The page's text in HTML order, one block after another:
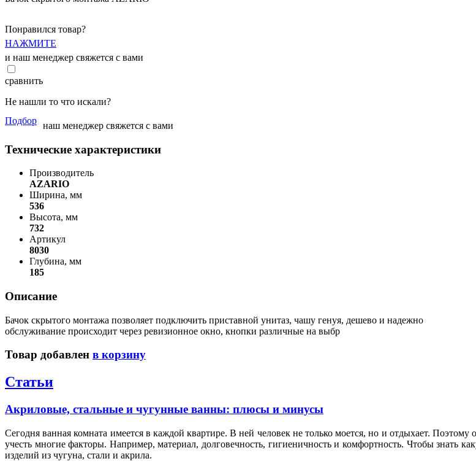
Понравился товар?
НАЖМИТЕ
и наш менеджер свяжется с вами
сравнить
Не нашли то что искали?
Подбор наш менеджер свяжется с вами
Технические характеристики
Производитель
AZARIO
Ширина, мм
536
Высота, мм
732
Артикул
8030
Глубина, мм
185
Описание
Бачок скрытого монтажа позволяет подключить приставной унитаз, чашу генуя, дешево и надежно
обслуживание происходит через ревизионное окно, кнопки различные на выбр
Товар добавлен в корзину
Статьи
Акриловые, стальные и чугунные ванны: плюсы и минусы
Сегодня ванная комната имеется в каждой квартире. В ней человек не только моется, но и отдыхает.
учесть многие факторы. Например, материал, долговечность, гигиеничность и комфортность. Чтобы знать
изделий из чугуна, стали и акрила.